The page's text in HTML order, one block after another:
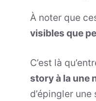
À noter que
visibles que
C’est là
story à la une
d’épingler